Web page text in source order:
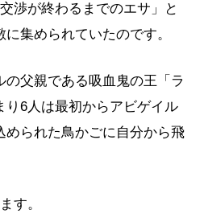
渉が終わるまでのエサ」と
集められていたのです。
父親である吸血鬼の王「ラ
6人は最初からアビゲイル
められた鳥かごに自分から飛
す。